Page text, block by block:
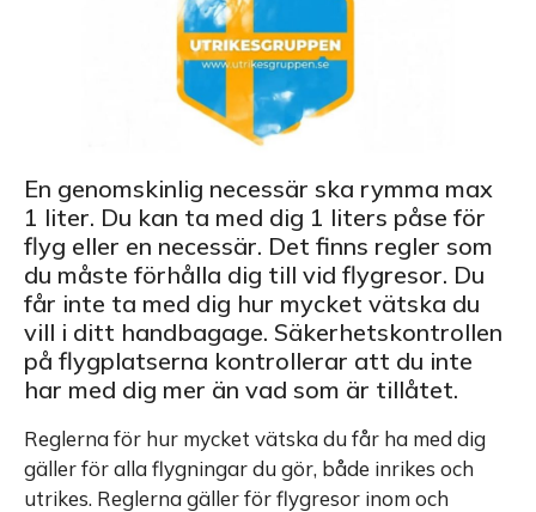
En genomskinlig necessär ska rymma max
1 liter. Du kan ta med dig 1 liters påse för
flyg eller en necessär. Det finns regler som
du måste förhålla dig till vid flygresor. Du
får inte ta med dig hur mycket vätska du
vill i ditt handbagage. Säkerhetskontrollen
på flygplatserna kontrollerar att du inte
har med dig mer än vad som är tillåtet.
Reglerna för hur mycket vätska du får ha med dig
gäller för alla flygningar du gör, både inrikes och
utrikes. Reglerna gäller för flygresor inom och